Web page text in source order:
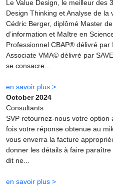
Le Value Design, le meilleur des
Design Thinking et Analyse de la
Cédric Berger, diplômé Master
d’information et Maître en
Professionnel CBAP® délivré
Associate VMA© délivré par
se consacre...
en savoir plus >
October 2024
Consultants
SVP retournez-nous votre
fois votre réponse obtenue au
vous enverra la facture
donner les détails à faire
dit ne...
en savoir plus >